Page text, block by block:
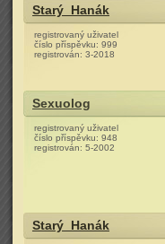
Starý_Hanák
registrovaný uživatel
číslo příspěvku: 999
registrován: 3-2018
Sexuolog
registrovaný uživatel
číslo příspěvku: 948
registrován: 5-2002
Starý_Hanák